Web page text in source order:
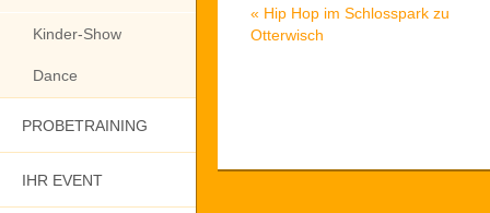
Kinder-Show
Dance
PROBETRAINING
IHR EVENT
« Hip Hop im Schlosspark zu
Otterwisch